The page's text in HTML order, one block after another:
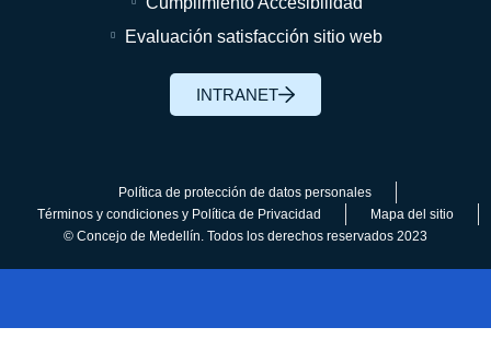
Evaluación satisfacción sitio web
INTRANET
Política de protección de datos personales
Términos y condiciones y Política de Privacidad
Mapa del sitio
© Concejo de Medellín. Todos los derechos reservados 2023